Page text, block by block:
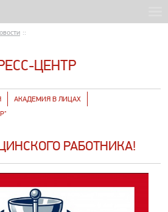
::
ЦЕНТР
АКАДЕМИЯ В ЛИЦАХ
РАБОТНИКА!